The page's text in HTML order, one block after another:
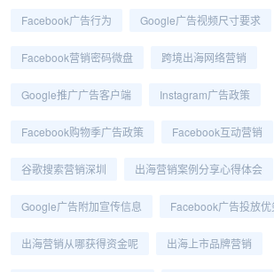
Facebook广告行为 Google广告视频尺寸要求
Facebook营销密码微盘 跨境出海网络营销
Google推广广告客户端 Instagram广告政策
Facebook购物季广告政策 Facebook互动营销
谷歌搜索营销深圳 出海营销案例分享心得体会
Google广告附加宣传信息 Facebook广告投放优
出海营销从哪获得资金呢 出海上市品牌营销